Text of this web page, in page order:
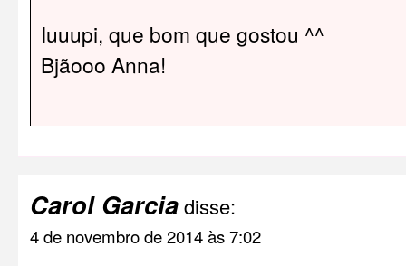
Iuuupi, que bom que gostou ^^
Bjãooo Anna!
Carol Garciadisse:
4 de novembro de 2014 às 7:02